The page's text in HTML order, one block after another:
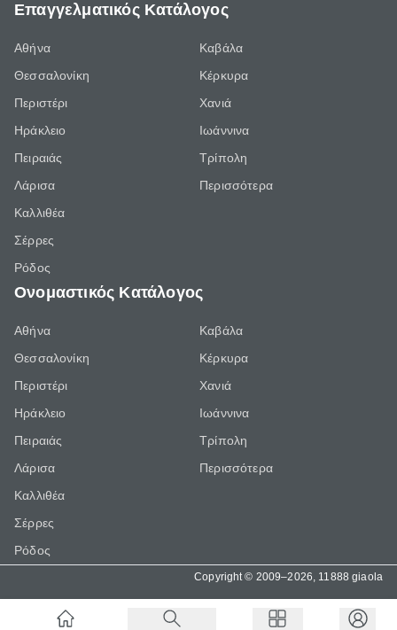
Επαγγελματικός Κατάλογος
Αθήνα
Θεσσαλονίκη
Περιστέρι
Ηράκλειο
Πειραιάς
Λάρισα
Καλλιθέα
Σέρρες
Ρόδος
Καβάλα
Κέρκυρα
Χανιά
Ιωάννινα
Τρίπολη
Περισσότερα
Ονομαστικός Κατάλογος
Αθήνα
Θεσσαλονίκη
Περιστέρι
Ηράκλειο
Πειραιάς
Λάρισα
Καλλιθέα
Σέρρες
Ρόδος
Καβάλα
Κέρκυρα
Χανιά
Ιωάννινα
Τρίπολη
Περισσότερα
Copyright © 2009–2026, 11888 giaola